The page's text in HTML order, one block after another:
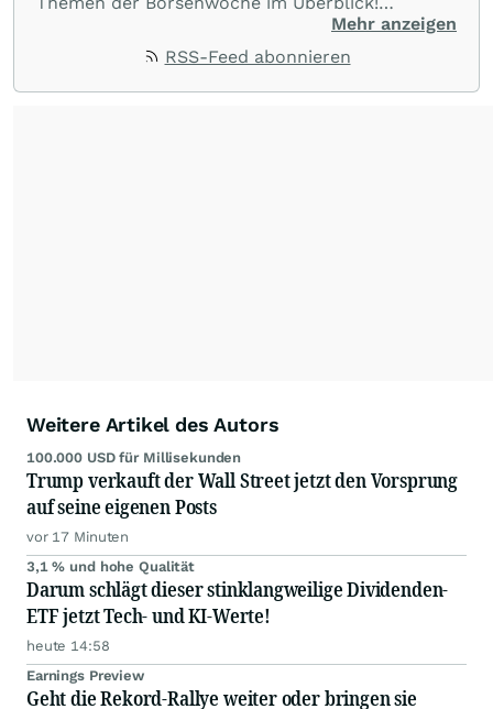
Verpassen Sie kein wichtiges Anleger-Thema!Für
Beiträge auf diesem journalistischen Channel ist
Redaktion verantwortlich. Die Fachjournalisten
Mehr anzeigen
RSS-Feed abonnieren
Weitere Artikel des Autors
100.000 USD für Millisekunden
Trump verkauft der Wall Street jetzt den Vorsprung
auf seine eigenen Posts
vor 17 Minuten
3,1 % und hohe Qualität
Darum schlägt dieser stinklangweilige Dividenden-
ETF jetzt Tech- und KI-Werte!
heute 14:58
Earnings Preview
Geht die Rekord-Rallye weiter oder bringen sie